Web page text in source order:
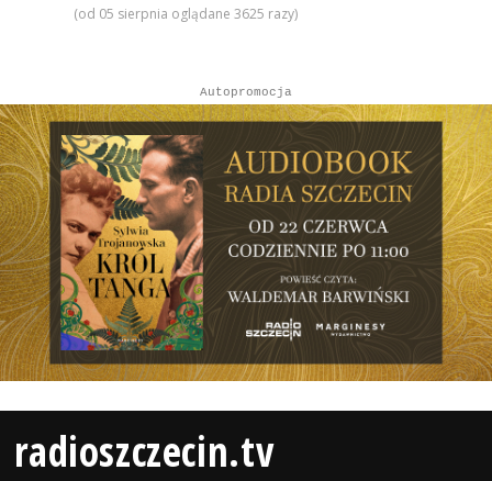
(od 05 sierpnia oglądane 3625 razy)
Autopromocja
radioszczecin.tv